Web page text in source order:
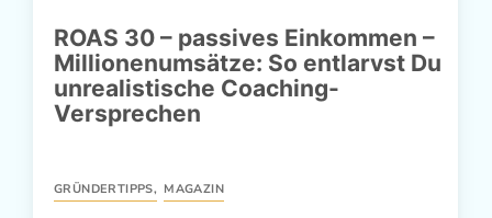
ROAS 30 – passives Einkommen –
Millionenumsätze: So entlarvst Du
unrealistische Coaching-
Versprechen
GRÜNDERTIPPS, MAGAZIN